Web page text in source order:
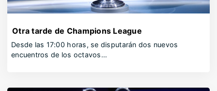
Otra tarde de Champions League
Desde las 17:00 horas, se disputarán dos nuevos
encuentros de los octavos…